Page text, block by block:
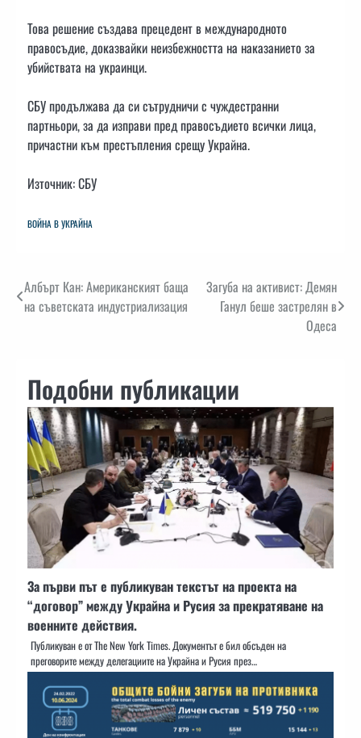
Това решение създава прецедент в международното
правосъдие, доказвайки неизбежността на наказанието за
убийствата на украинци.
СБУ продължава да си сътрудничи с чуждестранни
партньори, за да изправи пред правосъдието всички лица,
причастни към престъпления срещу Украйна.
Източник: СБУ
ВОЙНА В УКРАЙНА
Навигация
Албърт Кан: Американският баща
на съветската индустриализация
Загуба на активист: Демян
Ганул беше застрелян в
Одеса
Подобни публикации
За първи път е публикуван текстът на проекта на
“договор” между Украйна и Русия за прекратяване на
военните действия.
Публикуван е от The New York Times. Документът е бил обсъден на
преговорите между делегациите на Украйна и Русия през…